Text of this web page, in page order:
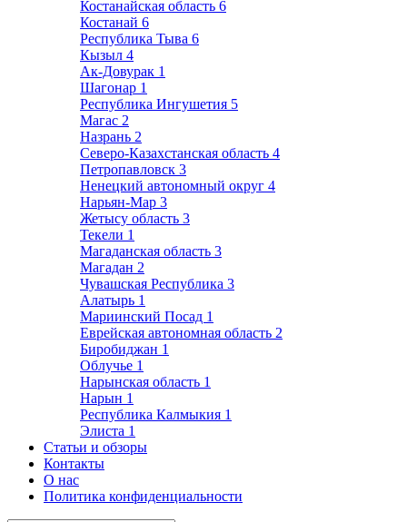
Костанайская область 6
Костанай 6
Республика Тыва 6
Кызыл 4
Ак-Довурак 1
Шагонар 1
Республика Ингушетия 5
Магас 2
Назрань 2
Северо-Казахстанская область 4
Петропавловск 3
Ненецкий автономный округ 4
Нарьян-Мар 3
Жетысу область 3
Текели 1
Магаданская область 3
Магадан 2
Чувашская Республика 3
Алатырь 1
Мариинский Посад 1
Еврейская автономная область 2
Биробиджан 1
Облучье 1
Нарынская область 1
Нарын 1
Республика Калмыкия 1
Элиста 1
Статьи и обзоры
Контакты
О нас
Политика конфиденциальности